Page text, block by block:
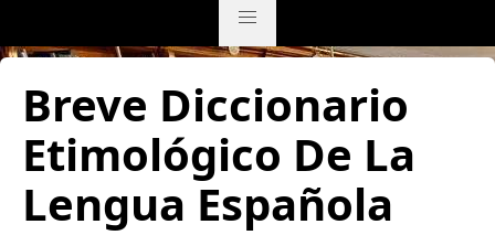
Breve Diccionario
Etimológico De La
Lengua Española